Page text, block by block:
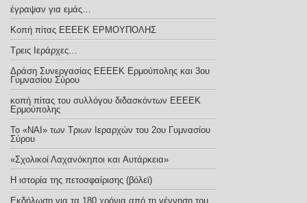
έγραψαν για εμάς…
Κοπή πίτας ΕΕΕΕΚ ΕΡΜΟΥΠΟΛΗΣ
Τρεις Ιεράρχες…
Δράση Συνεργασίας ΕΕΕΕΚ Ερμούπολης και 3ου
Γυμνασίου Σύρου
κοπή πίτας του συλλόγου διδασκόντων ΕΕΕΕΚ
Ερμούπολης
Το «ΝΑΙ» των Τριων Ιεραρχών του 2ου Γυμνασίου
Σύρου
«Σχολικοί Λαχανόκηποι και Aυτάρκεια»
Η ιστορία της πετοσφαίρισης (βόλεϊ)
Εκδήλωση για τα 180 χρόνια από τη γέννηση του